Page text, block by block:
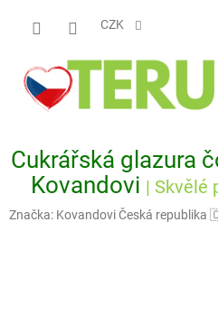
CZK
Cukrářská glazura
Kovandovi | Skvělé
Značka: Kovandovi Česká